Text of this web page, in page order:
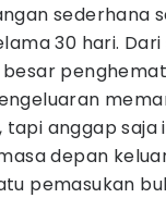
sederhana
30 hari.
anggap saja
depan
pemasukan